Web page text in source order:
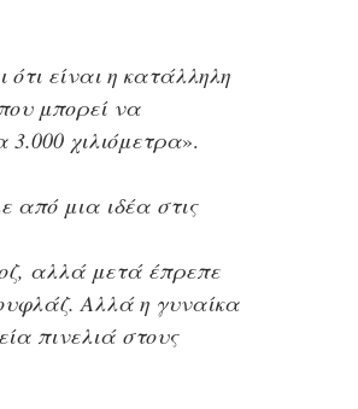
είναι η κατάλληλη
μπορεί να
χιλιόμετρα».
από μια ιδέα στις
αλλά μετά έπρεπε
Αλλά η γυναίκα
πινελιά στους